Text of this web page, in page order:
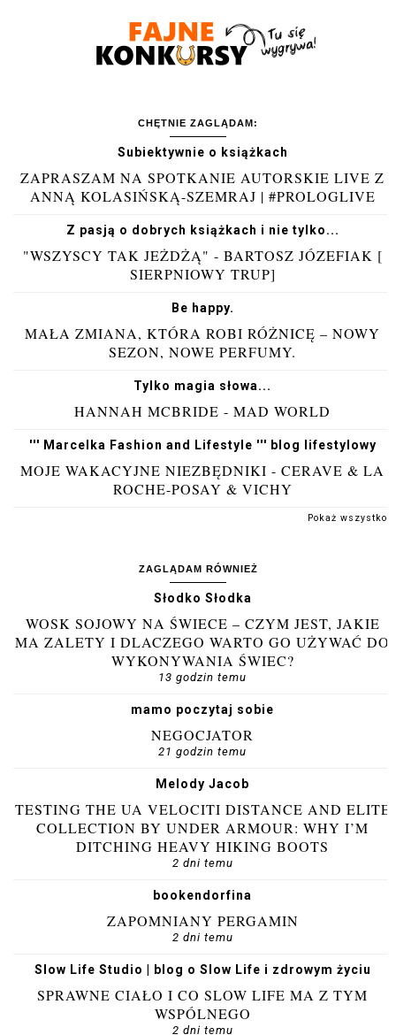
CHĘTNIE ZAGLĄDAM:
Subiektywnie o książkach
ZAPRASZAM NA SPOTKANIE AUTORSKIE LIVE Z
ANNĄ KOLASIŃSKĄ-SZEMRAJ | #PROLOGLIVE
Z pasją o dobrych książkach i nie tylko...
"WSZYSCY TAK JEŻDŻĄ" - BARTOSZ JÓZEFIAK [
SIERPNIOWY TRUP]
Be happy.
MAŁA ZMIANA, KTÓRA ROBI RÓŻNICĘ – NOWY
SEZON, NOWE PERFUMY.
Tylko magia słowa...
HANNAH MCBRIDE - MAD WORLD
''' Marcelka Fashion and Lifestyle ''' blog lifestylowy
MOJE WAKACYJNE NIEZBĘDNIKI - CERAVE & LA
ROCHE-POSAY & VICHY
Pokaż wszystko
ZAGLĄDAM RÓWNIEŻ
Słodko Słodka
WOSK SOJOWY NA ŚWIECE – CZYM JEST, JAKIE
MA ZALETY I DLACZEGO WARTO GO UŻYWAĆ DO
WYKONYWANIA ŚWIEC?
13 godzin temu
mamo poczytaj sobie
NEGOCJATOR
21 godzin temu
Melody Jacob
TESTING THE UA VELOCITI DISTANCE AND ELITE
COLLECTION BY UNDER ARMOUR: WHY I’M
DITCHING HEAVY HIKING BOOTS
2 dni temu
bookendorfina
ZAPOMNIANY PERGAMIN
2 dni temu
Slow Life Studio | blog o Slow Life i zdrowym życiu
SPRAWNE CIAŁO I CO SLOW LIFE MA Z TYM
WSPÓLNEGO
2 dni temu